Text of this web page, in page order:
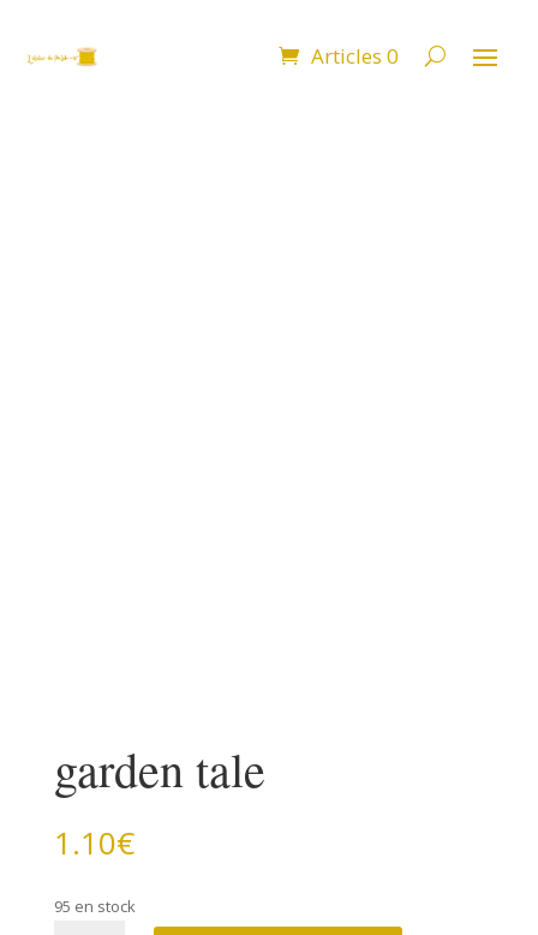
Articles 0
garden tale
1.10€
95 en stock